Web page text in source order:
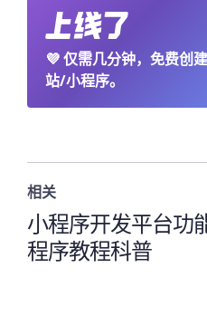
💜仅需几分钟，免费创
站/小程序。
相关
小程序开发平台功
程序教程科普